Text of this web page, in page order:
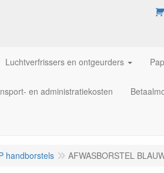
Luchtverfrissers en ontgeurders
en administratiekosten
handborstels AFWASBORSTEL